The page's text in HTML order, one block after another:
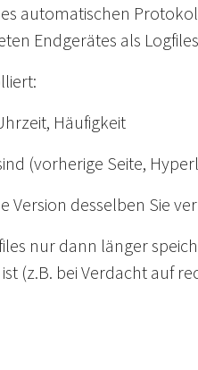
automatischen
Endgerätes als
Häufigkeit
(vorherige Seite,
Version desselben Sie
nur dann länger
(z.B. bei Verdacht auf